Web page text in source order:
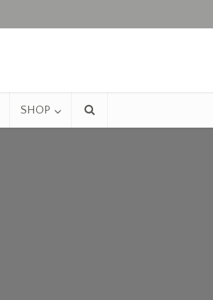
SHOP